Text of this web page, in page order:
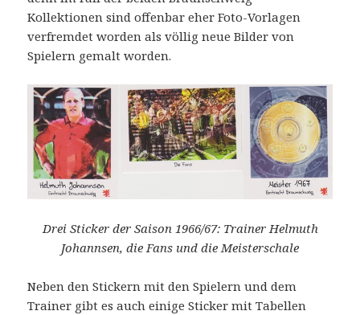
Kollektionen sind offenbar eher Foto-Vorlagen
verfremdet worden als völlig neue Bilder von
Spielern gemalt worden.
Drei Sticker der Saison 1966/67: Trainer Helmuth
Johannsen, die Fans und die Meisterschale
Neben den Stickern mit den Spielern und dem
Trainer gibt es auch einige Sticker mit Tabellen